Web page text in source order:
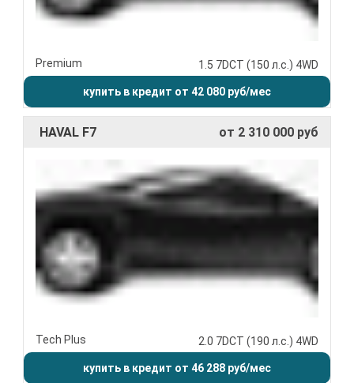
Premium 1.5 7DCT (150 л.с.) 4WD
купить в кредит от 42 080 руб/мес
HAVAL F7 от 2 310 000 руб
Tech Plus 2.0 7DCT (190 л.с.) 4WD
купить в кредит от 46 288 руб/мес